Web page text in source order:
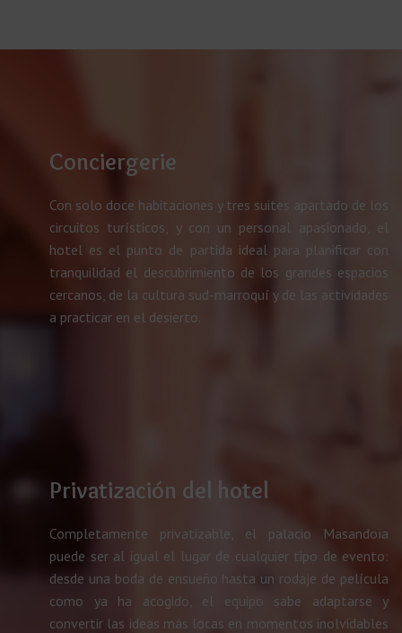
Conciergerie
Con solo doce habitaciones y tres suites apartado de los
circuitos turísticos, y con un personal apasionado, el
hotel es el punto de partida ideal para planificar con
tranquilidad el descubrimiento de los grandes espacios
cercanos, de la cultura sud-marroquí y de las actividades
a practicar en el desierto.
Privatización del hotel
Completamente privatizable, el palacio Masandoïa
puede ser al igual el lugar de cualquier tipo de evento:
desde una boda de ensueño hasta un rodaje de película
como ya ha acogido, el equipo sabe adaptarse y
convertir las ideas más locas en momentos inolvidables